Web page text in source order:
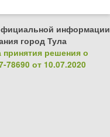
информации
город Тула
решения о
от 10.07.2020